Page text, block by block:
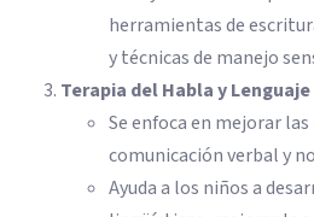
herramientas de
y técnicas de manejo
Terapia del Habla y Lenguaje
Se enfoca en mejorar
comunicación verbal y
Ayuda a los niños a